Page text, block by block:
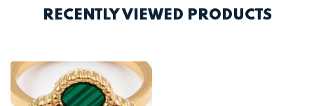
RECENTLY VIEWED PRODUCTS